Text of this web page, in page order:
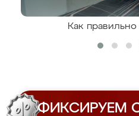
Как
ФИКСИРУЕМ